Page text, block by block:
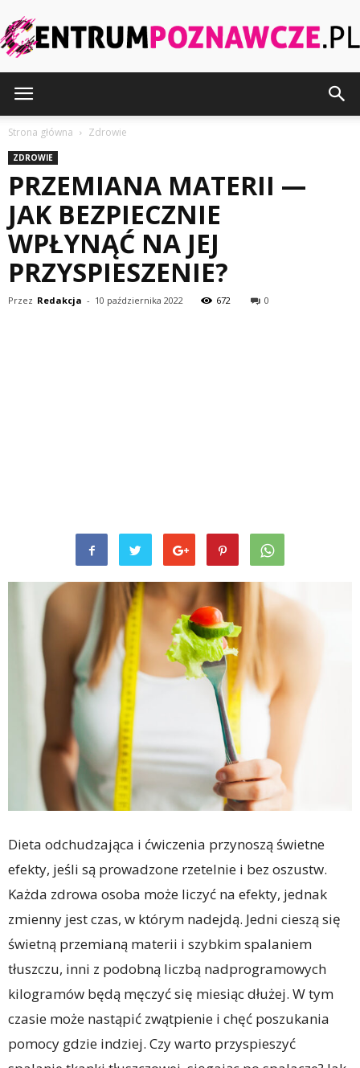
Strona główna Zdrowie
ZDROWIE
PRZEMIANA MATERII —
JAK BEZPIECZNIE
WPŁYNĄĆ NA JEJ
PRZYSPIESZENIE?
Przez Redakcja - 10 października 2022 672 0
Dieta odchudzająca i ćwiczenia przynoszą świetne
efekty, jeśli są prowadzone rzetelnie i bez oszustw.
Każda zdrowa osoba może liczyć na efekty, jednak
zmienny jest czas, w którym nadejdą. Jedni cieszą się
świetną przemianą materii i szybkim spalaniem
tłuszczu, inni z podobną liczbą nadprogramowych
kilogramów będą męczyć się miesiąc dłużej. W tym
czasie może nastąpić zwątpienie i chęć poszukania
pomocy gdzie indziej. Czy warto przyspieszyć